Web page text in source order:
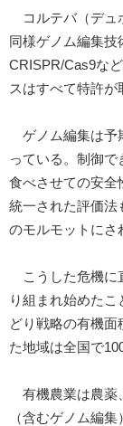
コルテバ（デュ
同様ゲノム編集
CRISPR/Cas9な
スはすべて特許が
ゲノム編集は予
っている。制御
食べさせての安全
統一された評価法
のモルモットにさ
こうした危機に
り組まれ始めた
どり戦略の有機
た地域は全国で
有機農業は農薬
（含むゲノム編